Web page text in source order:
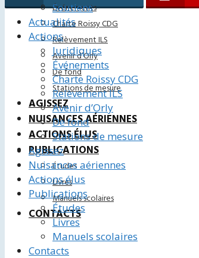
Événements
Charte Roissy CDG
Relèvement ILS
Avenir d’Orly
De fond
Stations de mesure
AGISSEZ
NUISANCES AÉRIENNES
ACTIONS ÉLUS
PUBLICATIONS
Études
Livres
Manuels scolaires
CONTACTS
Soutiens
Actualités
Actions
Juridiques
Événements
Charte Roissy CDG
Relèvement ILS
Avenir d’Orly
De fond
Stations de mesure
Agissez
Nuisances aériennes
Actions élus
Publications
Études
Livres
Manuels scolaires
Contacts